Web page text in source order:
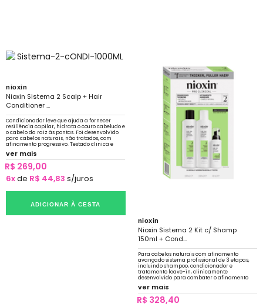
nioxin
Nioxin Sistema 2 Scalp + Hair
Conditioner ...
Condicionador leve que ajuda a fornecer
resiliência capilar, hidrata o couro cabeludo e
o cabelo da raiz às pontas. Foi desenvolvido
para cabelos naturais, não tratados, com
afinamento progressivo. Testado clinica e
dermatologicamente.
ver mais
R$ 269,00
6xde R$ 44,83 s/juros
ADICIONAR À CESTA
nioxin
Nioxin Sistema 2 Kit c/ Shamp
150ml + Cond...
Para cabelos naturais com afinamento
avançado sistema profissional de 3 etapas,
incluindo shampoo, condicionador e
tratamento leave-in, clinicamente
desenvolvido para combater o afinamento
progressivo de cabelos naturais e não
tratados.
ver mais
R$ 328,40